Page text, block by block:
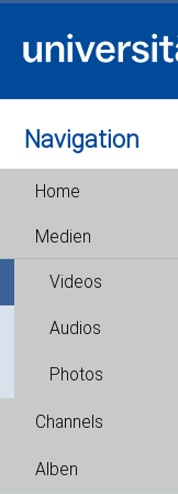
Navigation
Home
Medien
Videos
Audios
Photos
Channels
Alben